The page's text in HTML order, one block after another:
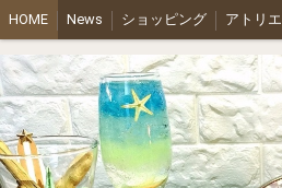
HOME News ショッピング アトリエ